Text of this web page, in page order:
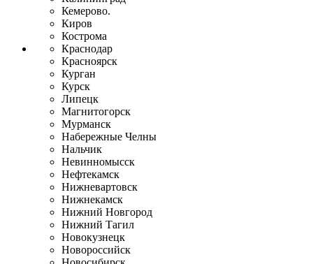
Кемерово.
Киров
Кострома
Краснодар
Красноярск
Курган
Курск
Липецк
Магнитогорск
Мурманск
Набережные Челны
Нальчик
Невинномысск
Нефтекамск
Нижневартовск
Нижнекамск
Нижний Новгород
Нижний Тагил
Новокузнецк
Новороссийск